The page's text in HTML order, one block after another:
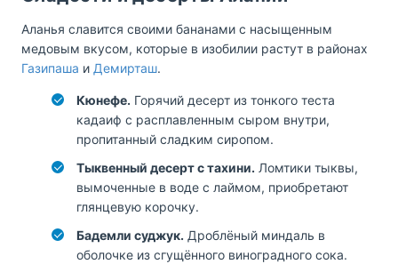
Аланья славится своими бананами с насыщенным
медовым вкусом, которые в изобилии растут в районах
Газипаша и Демирташ.
Кюнефе. Горячий десерт из тонкого теста
кадаиф с расплавленным сыром внутри,
пропитанный сладким сиропом.
Тыквенный десерт с тахини. Ломтики тыквы,
вымоченные в воде с лаймом, приобретают
глянцевую корочку.
Бадемли суджук. Дроблёный миндаль в
оболочке из сгущённого виноградного сока.